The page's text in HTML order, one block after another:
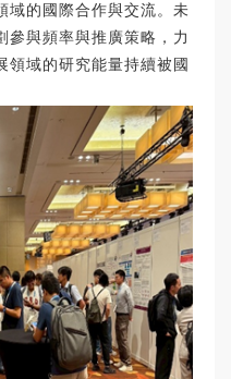
域的國際合作與交流。未
參與頻率與推廣策略，力
領域的研究能量持續被國